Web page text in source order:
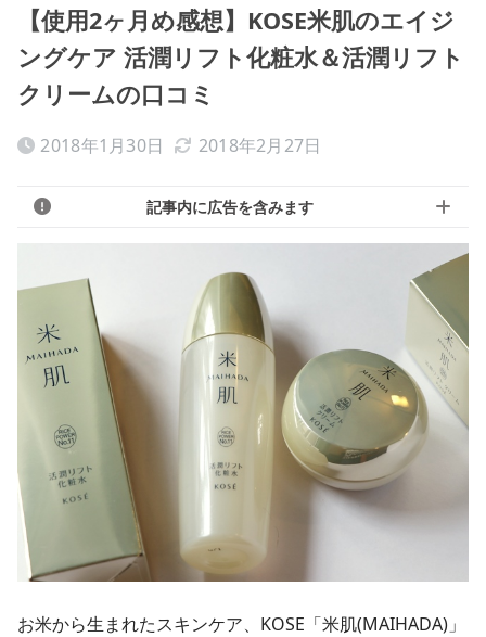
【使用2ヶ月め感想】KOSE米肌のエイジ
ングケア 活潤リフト化粧水＆活潤リフト
クリームの口コミ
2018年1月30日 2018年2月27日
記事内に広告を含みます
お米から生まれたスキンケア、KOSE「米肌(MAIHADA)」